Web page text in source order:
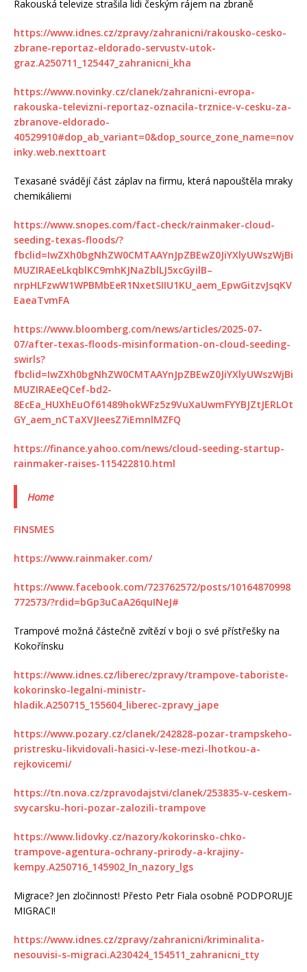
Rakouská televize strašila lidi českým rájem na zbraně
https://www.idnes.cz/zpravy/zahranicni/rakousko-cesko-
zbrane-reportaz-eldorado-servustv-utok-
graz.A250711_125447_zahranicni_kha
https://www.novinky.cz/clanek/zahranicni-evropa-
rakouska-televizni-reportaz-oznacila-trznice-v-cesku-za-
zbranove-eldorado-
40529910#dop_ab_variant=0&dop_source_zone_name=nov
inky.web.nexttoart
Texasané svádějí část záplav na firmu, která napouštěla mraky
chemikáliemi
https://www.snopes.com/fact-check/rainmaker-cloud-
seeding-texas-floods/?
fbclid=IwZXh0bgNhZW0CMTAAYnJpZBEwZ0JiYXlyUWszWjBi
MUZIRAEeLkqblKC9mhKJNaZblLJ5xcGyilB–
nrpHLFzwW1WPBMbEeR1NxetSIIU1KU_aem_EpwGitzvJsqKV
EaeaTvmFA
https://www.bloomberg.com/news/articles/2025-07-
07/after-texas-floods-misinformation-on-cloud-seeding-
swirls?
fbclid=IwZXh0bgNhZW0CMTAAYnJpZBEwZ0JiYXlyUWszWjBi
MUZIRAEeQCef-bd2-
8EcEa_HUXhEuOf61489hokWFz5z9VuXaUwmFYYBJZtJERLOt
GY_aem_nCTaXVJIeesZ7iEmnlMZFQ
https://finance.yahoo.com/news/cloud-seeding-startup-
rainmaker-raises-115422810.html
Home
FINSMES
https://www.rainmaker.com/
https://www.facebook.com/723762572/posts/10164870998
772573/?rdid=bGp3uCaA26quINeJ#
Trampové možná částečně zvítězí v boji o své přístřešky na
Kokořínsku
https://www.idnes.cz/liberec/zpravy/trampove-taboriste-
kokorinsko-legalni-ministr-
hladik.A250715_155604_liberec-zpravy_jape
https://www.pozary.cz/clanek/242828-pozar-trampskeho-
pristresku-likvidovali-hasici-v-lese-mezi-lhotkou-a-
rejkovicemi/
https://tn.nova.cz/zpravodajstvi/clanek/253835-v-ceskem-
svycarsku-hori-pozar-zalozili-trampove
https://www.lidovky.cz/nazory/kokorinsko-chko-
trampove-agentura-ochrany-prirody-a-krajiny-
kempy.A250716_145902_ln_nazory_lgs
Migrace? Jen zločinnost! Přesto Petr Fiala osobně PODPORUJE
MIGRACI!
https://www.idnes.cz/zpravy/zahranicni/kriminalita-
nesouvisi-s-migraci.A230424_154511_zahranicni_tty